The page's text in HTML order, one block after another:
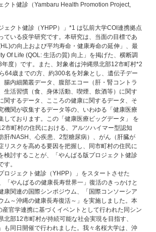
クト健診（Yambaru Health Promotion Project,
クト健診（YHPP）」*1 は弘前大学COI連携拠点
ている疫学研究です。本研究は、当面の目標であ
の向上および平均寿命・健康寿命の延伸」、最
Of Life (QOL: 生活の質) 向上」を掲げた、横断調
度）です。また、対象者は沖縄県北部12市町村*2
64歳までの方、約300名を対象とし、遺伝子デー
腸内細菌叢データ、腹部エコー（肝・腎コントラ
生活習慣（食、身体活動、喫煙、飲酒等）に関す
関するデータ、こころの健康に関するデータ、そ
機関が収集するデータ等の、いわゆる「健康医療
しております。この「健康医療ビッグデータ」 を
市町村の住民における、アルツハイマー型認知
肝/NASH、心疾患、2型糖尿病）、がん（肝臓が
リスクを高める要因を把握し、同市町村の住民に
検討することが、「やんばる版プロジェクト健診
す。
ジェクト健診（YHPP）」をスタートさせた
「やんばるの健康長寿世界一」復活のきっかけと
康関連の国際シンポジウム、「国際コンソーシア
ム～沖縄の健康長寿復活～」を実施しました。本
産官学連携に基づくイベントとして行われた同シン
北部12市町村が持続可能な社会実現を目指す、
も同日開催で行われました。我々名桜大学は、沖